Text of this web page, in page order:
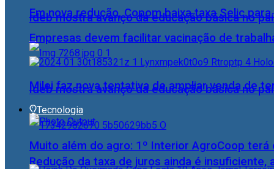
Ideb mostra avanço da educação básica no
Ideb mostra avanço da educação básica no
Redução da taxa de juros ainda é insuficiente,
Em nova redução, Copom baixa taxa Selic para
Empresas devem facilitar vacinação de
Milei faz nova tentativa de ampliar venda de
Tecnologia
Muito além do agro: 1º Interior AgroCoop